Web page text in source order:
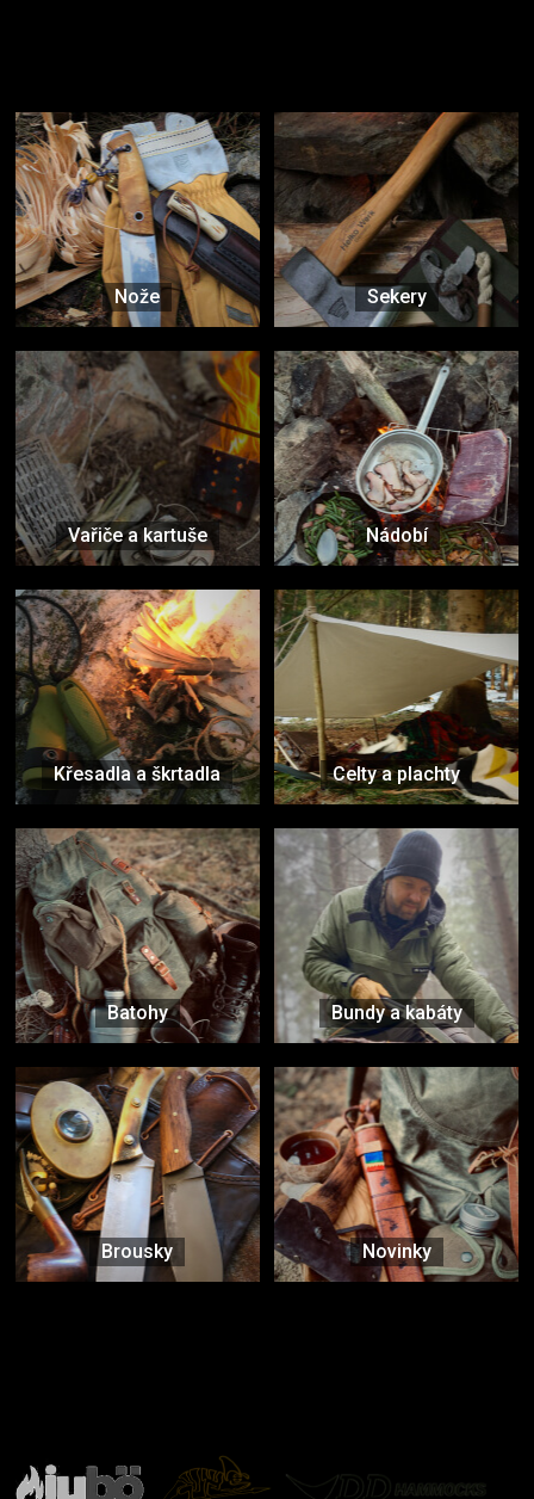
Nože Sekery
Vařiče a kartuše Nádobí
Křesadla a škrtadla Celty a plachty
Batohy Bundy a kabáty
Brousky Novinky